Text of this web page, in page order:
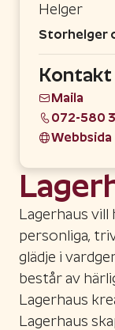
Lagerhaus vill
personliga,
glädje i
består av
Lagerhaus
Lagerhaus
Helger
Storhelger
Kontakt
Maila
072-580
Webbsida